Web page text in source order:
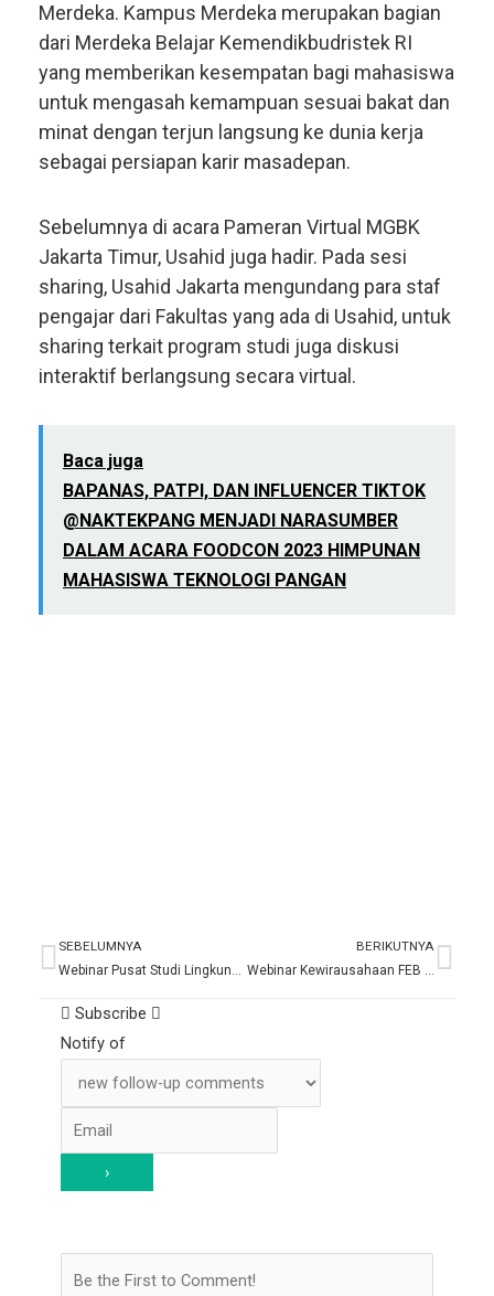
Merdeka. Kampus Merdeka merupakan bagian
dari Merdeka Belajar Kemendikbudristek RI
yang memberikan kesempatan bagi mahasiswa
untuk mengasah kemampuan sesuai bakat dan
minat dengan terjun langsung ke dunia kerja
sebagai persiapan karir masadepan.
Sebelumnya di acara Pameran Virtual MGBK
Jakarta Timur, Usahid juga hadir. Pada sesi
sharing, Usahid Jakarta mengundang para staf
pengajar dari Fakultas yang ada di Usahid, untuk
sharing terkait program studi juga diskusi
interaktif berlangsung secara virtual.
Baca juga
BAPANAS, PATPI, DAN INFLUENCER TIKTOK
@NAKTEKPANG MENJADI NARASUMBER
DALAM ACARA FOODCON 2023 HIMPUNAN
MAHASISWA TEKNOLOGI PANGAN
Prev
SEBELUMNYA
Webinar Pusat Studi Lingkungan & Industri – PSLI Usahid Jakarta
BERIKUTNYA
Webinar Kewirausahaan FEB Usahid
Subscribe
Notify of